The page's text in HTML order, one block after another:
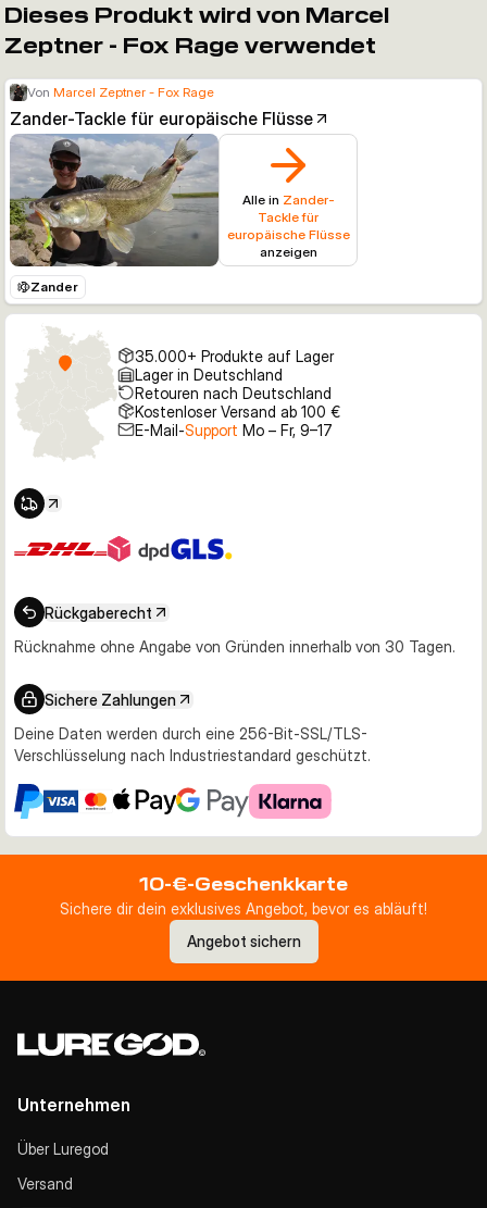
Dieses Produkt wird von Marcel
Zeptner - Fox Rage verwendet
Von Marcel Zeptner - Fox Rage
Zander-Tackle für europäische Flüsse
Alle in Zander-
Tackle für
europäische Flüsse
anzeigen
Zander
35.000+ Produkte auf Lager
Lager in Deutschland
Retouren nach Deutschland
Kostenloser Versand ab 100 €
E-Mail-Support Mo – Fr, 9–17
Rückgaberecht
Rücknahme ohne Angabe von Gründen innerhalb von 30 Tagen.
Sichere Zahlungen
Deine Daten werden durch eine 256-Bit-SSL/TLS-
Verschlüsselung nach Industriestandard geschützt.
10-€-Geschenkkarte
Sichere dir dein exklusives Angebot, bevor es abläuft!
Angebot sichern
Unternehmen
Über Luregod
Versand